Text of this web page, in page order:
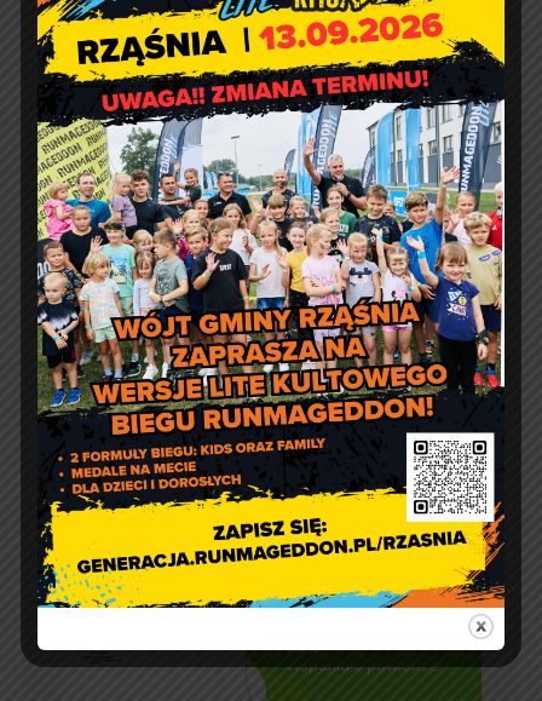
ul. 1 Maja 37
98 – 332 Rząśnia
e-doręczenia:AE:PL-57726-56911-GBSAJ-23
adres email:gmina@rzasnia.pl
tel. 44 631-71-22 (biuro podawcze)
Godziny otwarcia Urzędu:
pon.: 9:00 – 17:00
wt. – pt.: 7:30 – 15:30
Jakość powietrza